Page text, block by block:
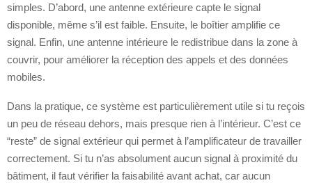
simples. D’abord, une antenne extérieure capte le signal
disponible, même s’il est faible. Ensuite, le boîtier amplifie ce
signal. Enfin, une antenne intérieure le redistribue dans la zone à
couvrir, pour améliorer la réception des appels et des données
mobiles.
Dans la pratique, ce système est particulièrement utile si tu reçois
un peu de réseau dehors, mais presque rien à l’intérieur. C’est ce
“reste” de signal extérieur qui permet à l’amplificateur de travailler
correctement. Si tu n’as absolument aucun signal à proximité du
bâtiment, il faut vérifier la faisabilité avant achat, car aucun